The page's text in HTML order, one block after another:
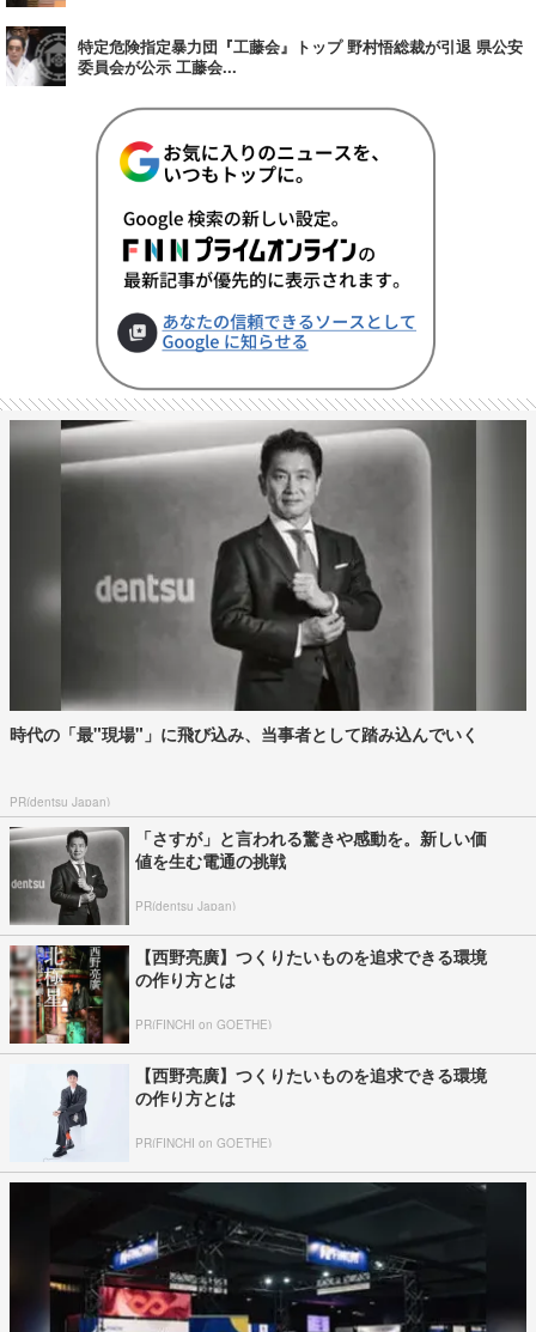
特定危険指定暴力団『工藤会』トップ 野村悟総裁が引退 県公安
委員会が公示 工藤会...
時代の「最"現場"」に飛び込み、当事者として踏み込んでいく
PR(dentsu Japan)
「さすが」と言われる驚きや感動を。新しい価
値を生む電通の挑戦
PR(dentsu Japan)
【西野亮廣】つくりたいものを追求できる環境
の作り方とは
PR(FINCHI on GOETHE)
【西野亮廣】つくりたいものを追求できる環境
の作り方とは
PR(FINCHI on GOETHE)